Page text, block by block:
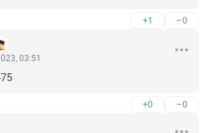
+1 –0
03:51
+0 –0